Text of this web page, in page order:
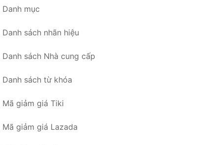
Danh mục
Danh sách nhãn hiệu
Danh sách Nhà cung cấp
Danh sách từ khóa
Mã giảm giá Tiki
Mã giảm giá Lazada